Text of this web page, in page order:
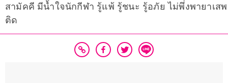
สามัคคี มีน้ำใจนักกีฬา รู้แพ้ รู้ชนะ รู้อภัย ไม่พึ่งพายาเสพ
ติด